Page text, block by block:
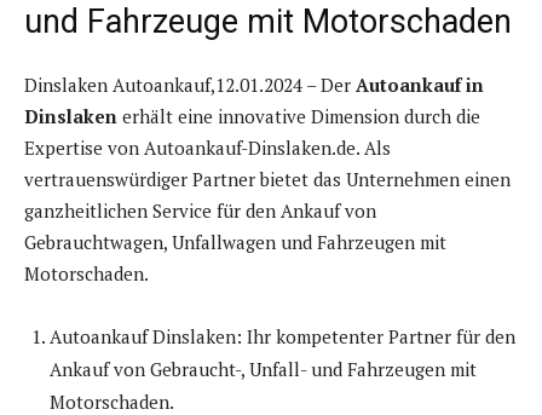
und Fahrzeuge mit Motorschaden
Dinslaken Autoankauf,12.01.2024 – Der Autoankauf in
Dinslaken erhält eine innovative Dimension durch die
Expertise von Autoankauf-Dinslaken.de. Als
vertrauenswürdiger Partner bietet das Unternehmen einen
ganzheitlichen Service für den Ankauf von
Gebrauchtwagen, Unfallwagen und Fahrzeugen mit
Motorschaden.
Autoankauf Dinslaken: Ihr kompetenter Partner für den
Ankauf von Gebraucht-, Unfall- und Fahrzeugen mit
Motorschaden.